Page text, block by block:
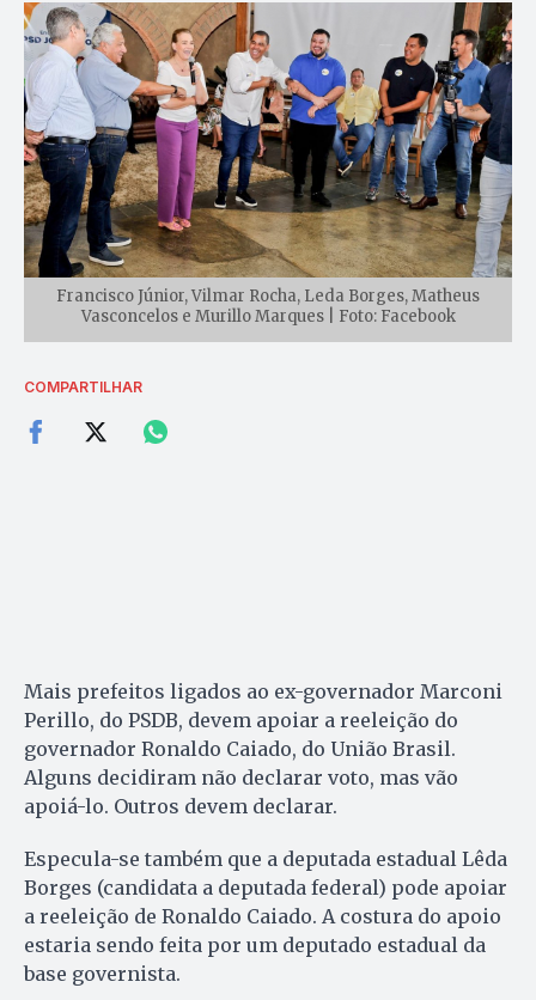
Francisco Júnior, Vilmar Rocha, Leda Borges, Matheus
Vasconcelos e Murillo Marques | Foto: Facebook
COMPARTILHAR
Mais prefeitos ligados ao ex-governador Marconi
Perillo, do PSDB, devem apoiar a reeleição do
governador Ronaldo Caiado, do União Brasil.
Alguns decidiram não declarar voto, mas vão
apoiá-lo. Outros devem declarar.
Especula-se também que a deputada estadual Lêda
Borges (candidata a deputada federal) pode apoiar
a reeleição de Ronaldo Caiado. A costura do apoio
estaria sendo feita por um deputado estadual da
base governista.